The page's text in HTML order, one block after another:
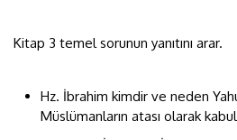
Kitap 3 temel sorunun yanıtını arar.
Hz. İbrahim kimdir ve neden
Müslümanların atası olarak